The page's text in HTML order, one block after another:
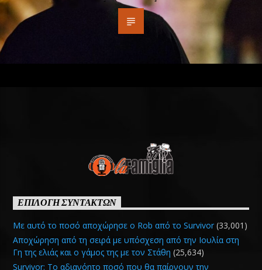
ΕΠΙΛΟΓΗ ΣΥΝΤΑΚΤΩΝ
Με αυτό το ποσό αποχώρησε ο Rob από το Survivor (33,001)
Αποχώρηση από τη σειρά με υπόσχεση από την Ιουλία στη
Γη της ελιάς και ο γάμος της με τον Στάθη (25,634)
Survivor: Το αδιανόητο ποσό που θα παίρνουν την